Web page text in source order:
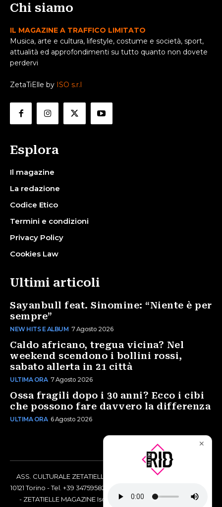
Chi siamo
IL MAGAZINE A TRAFFICO LIMITATO
Musica, arte e cultura, lifestyle, costume e società, sport,
attualità ed approfondimenti su tutto quanto non dovete
perdervi
ZetaTiElle by ISO s.r.l
Esplora
Il magazine
La redazione
Codice Etico
Termini e condizioni
Privacy Policy
Cookies Law
Ultimi articoli
Sayanbull feat. Sinomine: “Niente è per
sempre”
NEW HITS E ALBUM 7 Agosto 2026
Caldo africano, tregua vicina? Nel
weekend scendono i bollini rossi,
sabato allerta in 21 città
ULTIMA ORA 7 Agosto 2026
Ossa fragili dopo i 30 anni? Ecco i cibi
che possono fare davvero la differenza
ULTIMA ORA 6 Agosto 2026
ASS. CULTURALE ZETATIELLE OFF via Vittorio Amedeo II, 21 -
10121 Torino - Tel. +39 3475958238 - Codice Fiscale 97883690014
- ZETATIELLE MAGAZINE Iscrizione al Tribunale di Torino n°
✕